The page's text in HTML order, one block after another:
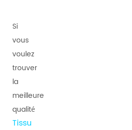
Si
vous
voulez
trouver
la
meilleure
qualité
Tissu